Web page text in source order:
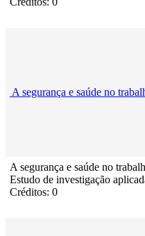
A segurança e saúde no
A segurança e saúde no
Estudo de investigação
Créditos: 0